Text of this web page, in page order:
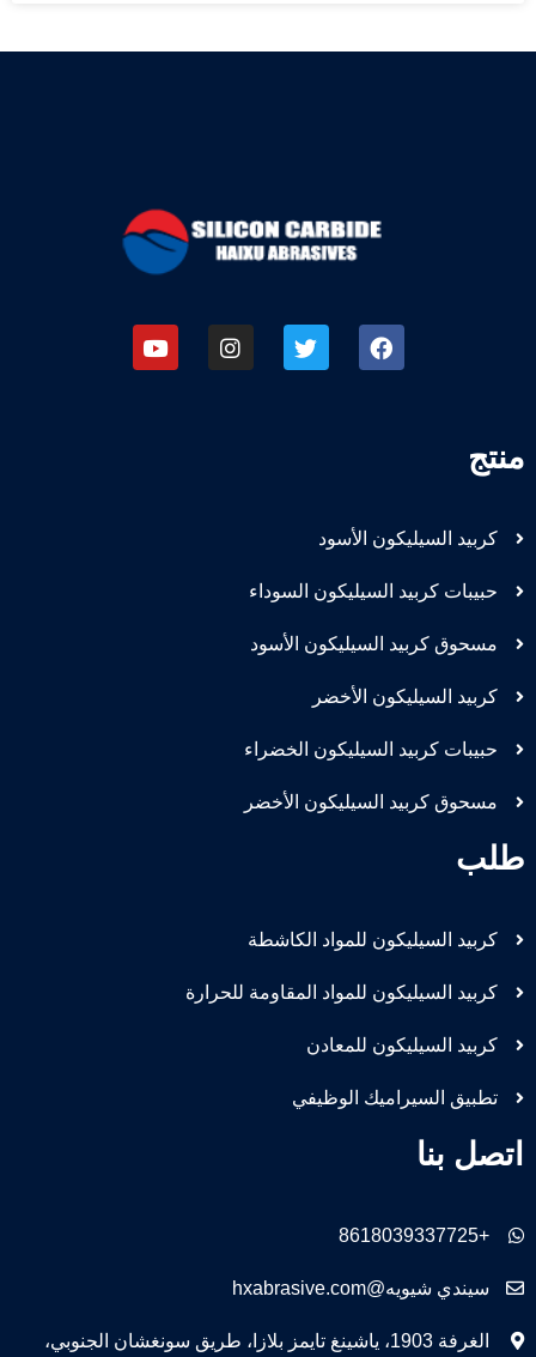
منتج
كربيد السيليكون الأسود
حبيبات كربيد السيليكون السوداء
مسحوق كربيد السيليكون الأسود
كربيد السيليكون الأخضر
حبيبات كربيد السيليكون الخضراء
مسحوق كربيد السيليكون الأخضر
طلب
كربيد السيليكون للمواد الكاشطة
كربيد السيليكون للمواد المقاومة للحرارة
كربيد السيليكون للمعادن
تطبيق السيراميك الوظيفي
اتصل بنا
+8618039337725
سيندي شيويه@hxabrasive.com
الغرفة 1903، ياشينغ تايمز بلازا، طريق سونغشان الجنوبي،